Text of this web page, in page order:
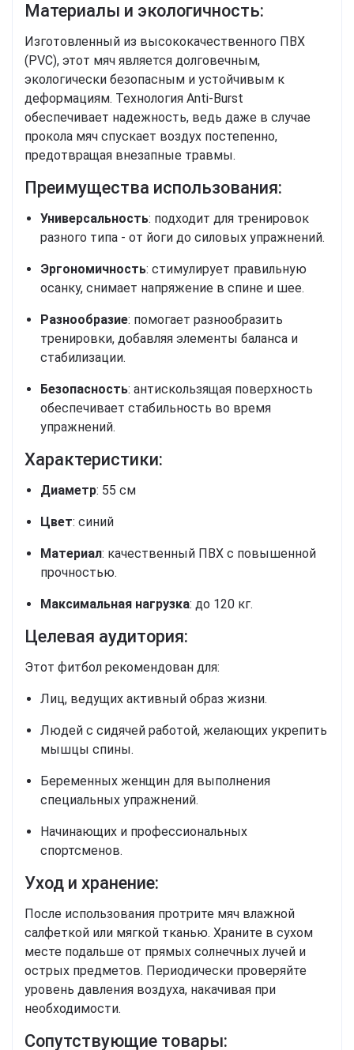
Материалы и экологичность:
Изготовленный из высококачественного ПВХ
(PVC), этот мяч является долговечным,
экологически безопасным и устойчивым к
деформациям. Технология Anti-Burst
обеспечивает надежность, ведь даже в случае
прокола мяч спускает воздух постепенно,
предотвращая внезапные травмы.
Преимущества использования:
Универсальность: подходит для тренировок
разного типа - от йоги до силовых упражнений.
Эргономичность: стимулирует правильную
осанку, снимает напряжение в спине и шее.
Разнообразие: помогает разнообразить
тренировки, добавляя элементы баланса и
стабилизации.
Безопасность: антискользящая поверхность
обеспечивает стабильность во время
упражнений.
Характеристики:
Диаметр: 55 см
Цвет: синий
Материал: качественный ПВХ с повышенной
прочностью.
Максимальная нагрузка: до 120 кг.
Целевая аудитория:
Этот фитбол рекомендован для:
Лиц, ведущих активный образ жизни.
Людей с сидячей работой, желающих укрепить
мышцы спины.
Беременных женщин для выполнения
специальных упражнений.
Начинающих и профессиональных
спортсменов.
Уход и хранение:
После использования протрите мяч влажной
салфеткой или мягкой тканью. Храните в сухом
месте подальше от прямых солнечных лучей и
острых предметов. Периодически проверяйте
уровень давления воздуха, накачивая при
необходимости.
Сопутствующие товары: